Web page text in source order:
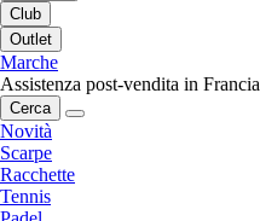
Club
Outlet
Marche
Assistenza post-vendita in Francia
Cerca
Novità
Scarpe
Racchette
Tennis